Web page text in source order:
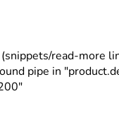
read-more
pipe in